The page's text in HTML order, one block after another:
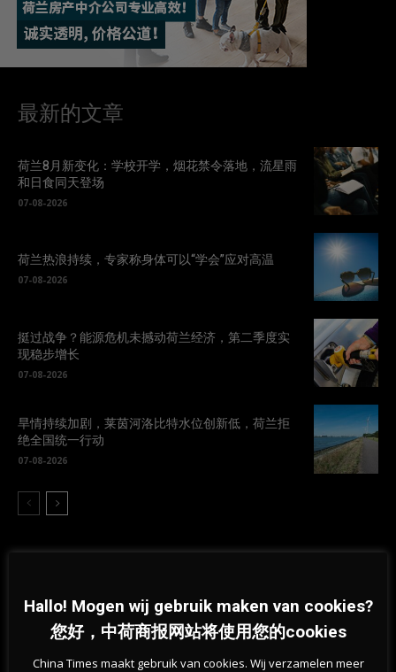
最新的文章
荷兰8月新变化：学校开学，烟花禁令落地，流星雨
和日食同天登场
07-08-2026
荷兰热浪持续，专家称身体可以“学会”应对高温
07-08-2026
挺过战争？能源危机未撼动荷兰经济，第二季度实
现稳步增长
07-08-2026
旱情持续加剧，莱茵河洛比特水位创新低，荷兰拒
绝全国统一行动
07-08-2026
秋意浓，荷兰霜冻提前降临 疫情下欧洲商界缘何对中国市场热
Hallo! Mogen wij gebruik maken van cookies?
您好，中荷商报网站将使用您的cookies
China Times maakt gebruik van cookies. Wij verzamelen meer